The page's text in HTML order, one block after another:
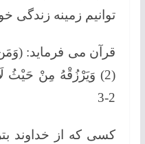
توانیم زمینه زندگی
قرآن می فرماید:
(2) وَيَرْزُقْهُ مِنْ
2-3
کسی که از خداوند